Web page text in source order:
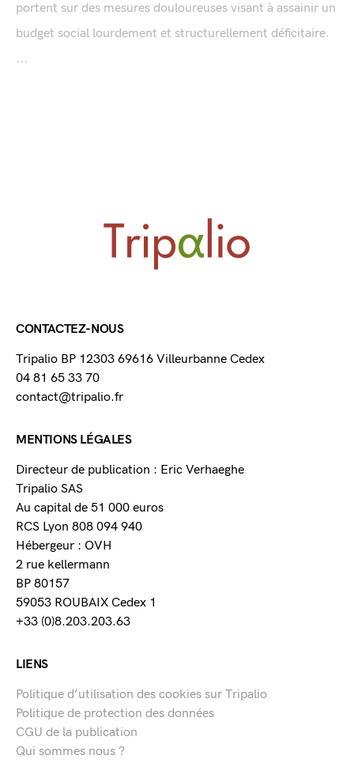
portent sur des mesures douloureuses visant à assainir un
budget social lourdement et structurellement déficitaire.
...
CONTACTEZ-NOUS
Tripalio BP 12303 69616 Villeurbanne Cedex
04 81 65 33 70
contact@tripalio.fr
MENTIONS LÉGALES
Directeur de publication : Eric Verhaeghe
Tripalio SAS
Au capital de 51 000 euros
RCS Lyon 808 094 940
Hébergeur : OVH
2 rue kellermann
BP 80157
59053 ROUBAIX Cedex 1
+33 (0)8.203.203.63
LIENS
Politique d’utilisation des cookies sur Tripalio
Politique de protection des données
CGU de la publication
Qui sommes nous ?